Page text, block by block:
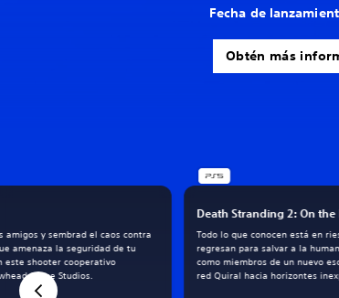
Fecha de
Obtén más
amigos y sembrad el caos contra
amenaza la seguridad de tu
este shooter cooperativo
Game Studios.
Death Stranding 2: On the
Todo lo que conocen está en
regresan para salvar a la
como miembros de un nuevo
red Quiral hacia horizontes